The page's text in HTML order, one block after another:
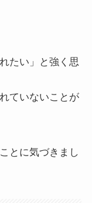
たい」と強く思
ていないことが
とに気づきまし